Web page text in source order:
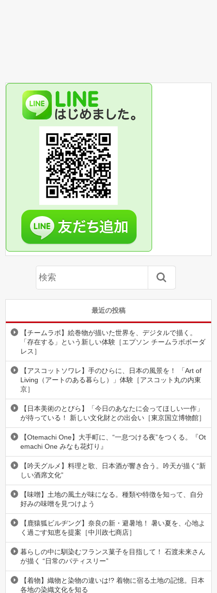
最近の投稿
【チームラボ】絵巻物が描いた世界を、デジタルで描く。
「存在する」という新しい体験［エプソン チームラボボーダ
レス］
【アスコットソワレ】手のひらに、日本の風景を！ 「Art of
Living（アートのある暮らし）」体験［アスコット丸の内東
京］
【日本美術のとびら】「今日のあなたに会ってほしい一作」
が待っている！ 新しい文化財との出会い［東京国立博物館］
【Otemachi One】大手町に、“一息つける夜”をつくる。『Ot
emachi One みなも花灯り』
【吟天グルメ】料理と歌、日本酒が響き合う。吟天が描く“新
しい酒席文化”
【味噌】土地の風土が味になる。種類や特徴を知って、自分
好みの味噌を見つけよう
【鹿猿狐ビルヂング】奈良の新・避暑地！ 暑い夏を、心地よ
く過ごす知恵を提案［中川政七商店］
暮らしの中に馴染むフランス菓子を目指して！ 石渡未来さん
が描く “日常のパティスリー”
【着物】織物と染物の違いは!? 着物に宿る土地の記憶。日本
各地の染織文化を知る